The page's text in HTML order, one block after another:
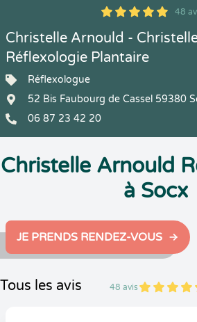
5
1
5
48 48
Christelle Arnould -
Réflexologie Plantaire
Réflexologue
52 Bis Faubourg de Cassel 59380
06 87 23 42 20
Christelle Arnould
à Socx
JE PRENDS RENDEZ-VOUS
Tous les avis 48 avis 5
1
5
48